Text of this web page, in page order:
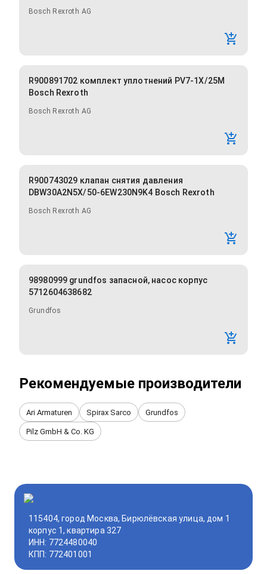
Bosch Rexroth AG
R900891702 комплект уплотнений PV7-1X/25M
Bosch Rexroth
Bosch Rexroth AG
R900743029 клапан снятия давления
DBW30A2N5X/50-6EW230N9K4 Bosch Rexroth
Bosch Rexroth AG
98980999 grundfos запасной, насос корпус
5712604638682
Grundfos
Рекомендуемые производители
Ari Armaturen Spirax Sarco Grundfos
Pilz GmbH & Co. KG
115404, город Москва, Бирюлёвская улица, дом 1
корпус 1, квартира 327
ИНН: 7724480040
КПП: 772401001